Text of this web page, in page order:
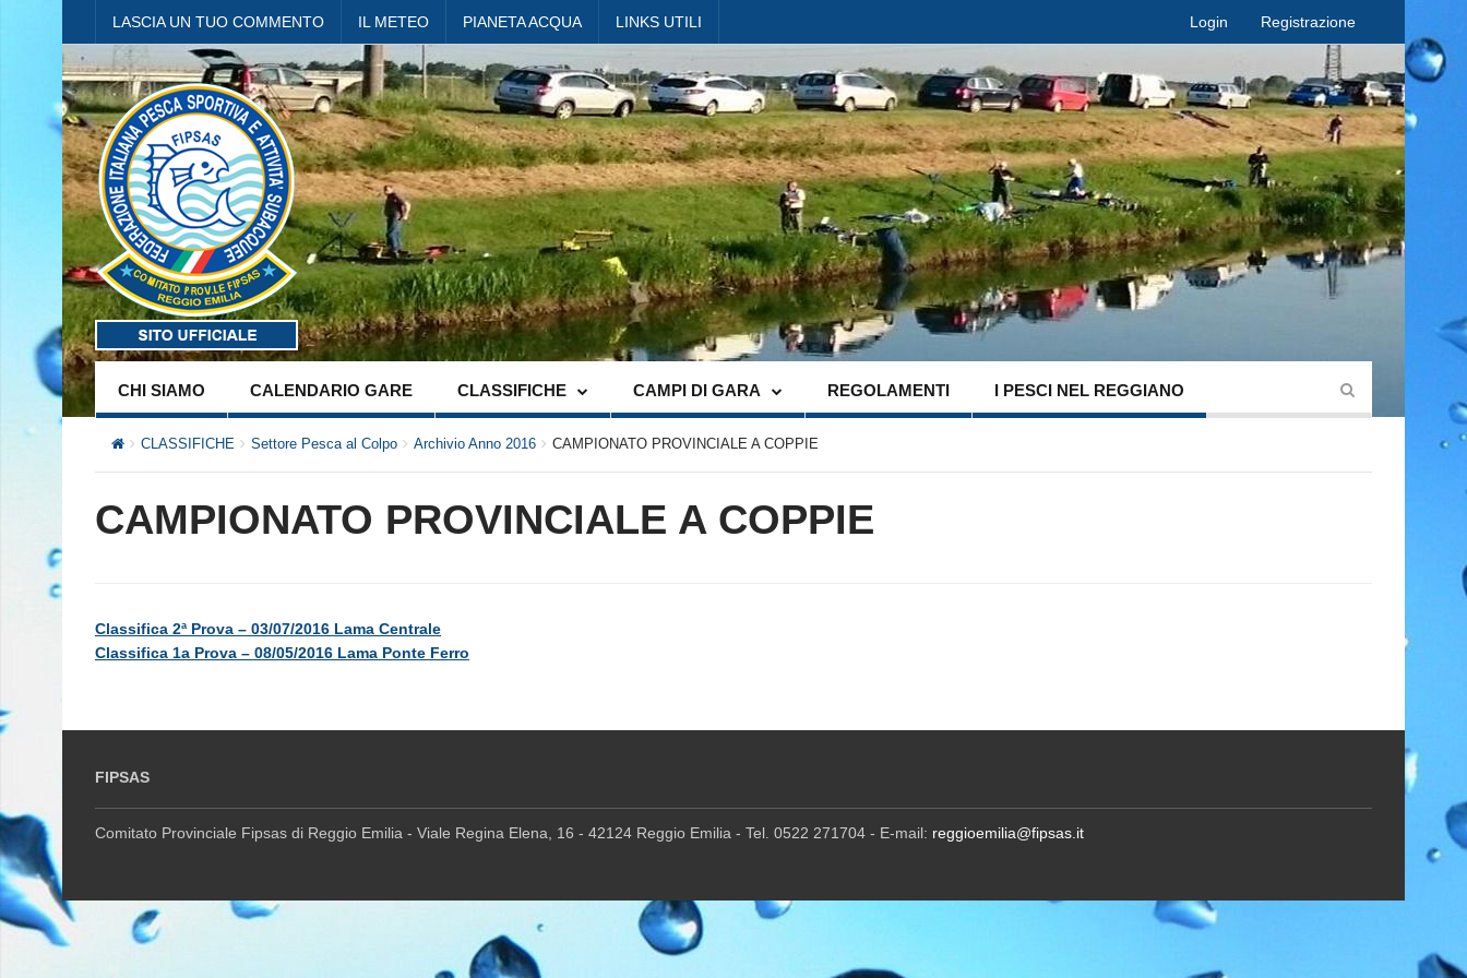
LASCIA UN TUO COMMENTO IL METEO PIANETA ACQUA LINKS UTILI Login Registrazione
CHI SIAMO CALENDARIO GARE CLASSIFICHE CAMPI DI GARA REGOLAMENTI I PESCI NEL REGGIANO
CLASSIFICHE Settore Pesca al Colpo Archivio Anno 2016 CAMPIONATO PROVINCIALE A COPPIE
CAMPIONATO PROVINCIALE A COPPIE
Classifica 2ª Prova – 03/07/2016 Lama Centrale
Classifica 1a Prova – 08/05/2016 Lama Ponte Ferro
FIPSAS
Comitato Provinciale Fipsas di Reggio Emilia - Viale Regina Elena, 16 - 42124 Reggio Emilia - Tel. 0522 271704 - E-mail: reggioemilia@fipsas.it